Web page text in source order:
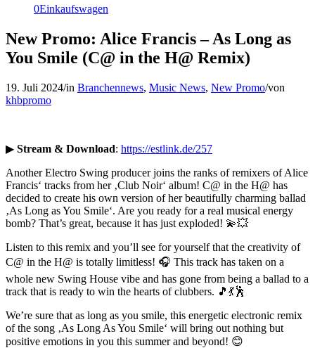
0Einkaufswagen
New Promo: Alice Francis – As Long as
You Smile (C@ in the H@ Remix)
19. Juli 2024/in Branchennews, Music News, New Promo/von
khbpromo
▶ Stream & Download: https://estlink.de/257
Another Electro Swing producer joins the ranks of remixers of Alice
Francis‘ tracks from her ‚Club Noir‘ album! C@ in the H@ has
decided to create his own version of her beautifully charming ballad
‚As Long as You Smile‘. Are you ready for a real musical energy
bomb? That’s great, because it has just exploded! 💫💥
Listen to this remix and you’ll see for yourself that the creativity of
C@ in the H@ is totally limitless! 🎧 This track has taken on a
whole new Swing House vibe and has gone from being a ballad to a
track that is ready to win the hearts of clubbers. 🎵💃🕺
We’re sure that as long as you smile, this energetic electronic remix
of the song ‚As Long As You Smile‘ will bring out nothing but
positive emotions in you this summer and beyond! 😊